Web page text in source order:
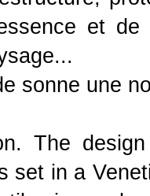
et
sonne une
The
set in a